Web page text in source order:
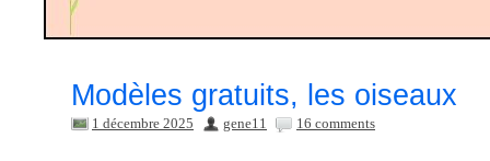
Modèles gratuits, les oiseaux
1 décembre 2025 gene11 16 comments